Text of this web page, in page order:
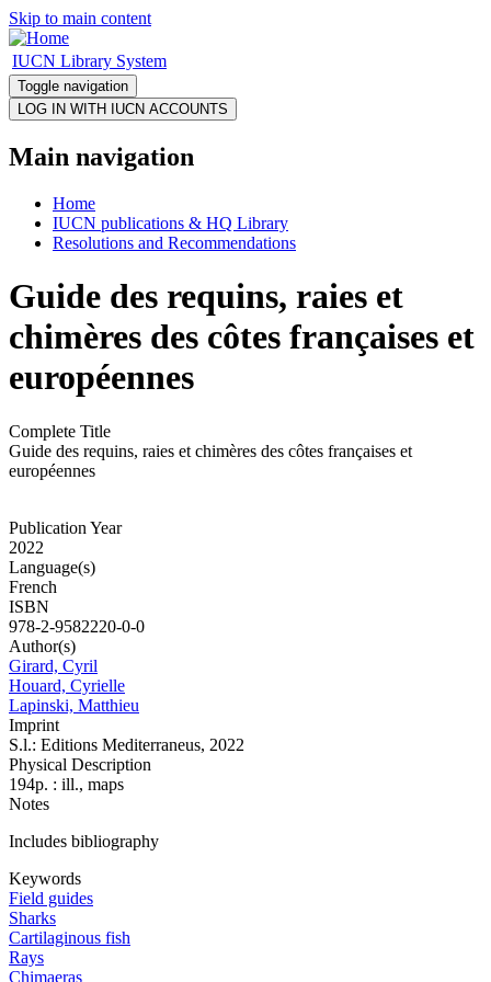
Skip to main content
IUCN Library System
Toggle navigation
Main navigation
Home
IUCN publications & HQ Library
Resolutions and Recommendations
Guide des requins, raies et
chimères des côtes françaises et
européennes
Complete Title
Guide des requins, raies et chimères des côtes françaises et
européennes
Publication Year
2022
Language(s)
French
ISBN
978-2-9582220-0-0
Author(s)
Girard, Cyril
Houard, Cyrielle
Lapinski, Matthieu
Imprint
S.l.: Editions Mediterraneus, 2022
Physical Description
194p. : ill., maps
Notes
Includes bibliography
Keywords
Field guides
Sharks
Cartilaginous fish
Rays
Chimaeras